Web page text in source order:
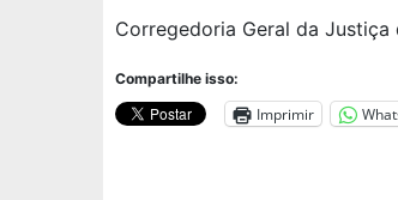
Corregedoria Geral da Justiça
Compartilhe isso:
Imprimir